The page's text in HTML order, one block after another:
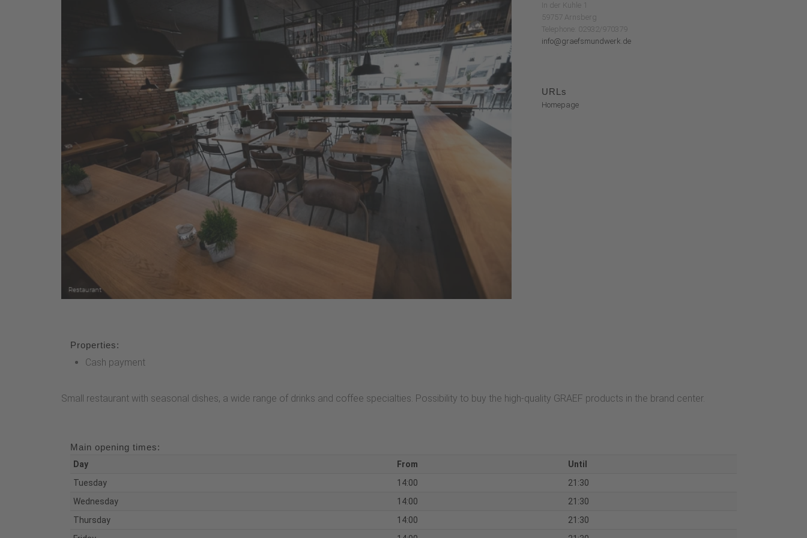
In der Kuhle 1
59757 Arnsberg
Telephone: 02932/970379
info@graefsmundwerk.de
URLs
Homepage
Properties:
Cash payment
Small restaurant with seasonal dishes, a wide range of drinks and coffee specialties. Possibility to buy the high-quality GRAEF products in the brand center.
Main opening times:
Day From
Until
Tuesday
14:00
21:30
Wednesday
14:00
21:30
Thursday
14:00
21:30